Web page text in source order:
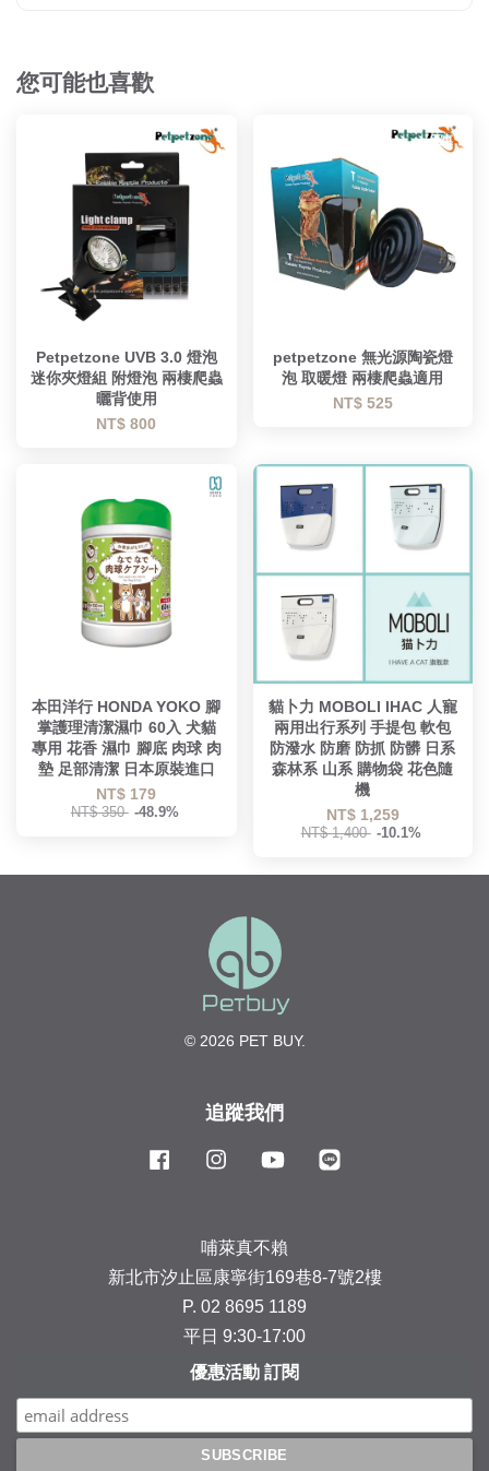
您可能也喜歡
Petpetzone UVB 3.0 燈泡
迷你夾燈組 附燈泡 兩棲爬蟲
曬背使用
NT$ 800
優惠
petpetzone 無光源陶瓷燈
泡 取暖燈 兩棲爬蟲適用
NT$ 525
本田洋行 HONDA YOKO 腳
掌護理清潔濕巾 60入 犬貓
專用 花香 濕巾 腳底 肉球 肉
墊 足部清潔 日本原裝進口
NT$ 179
NT$ 350 -48.9%
貓卜力 MOBOLI IHAC 人寵
兩用出行系列 手提包 軟包
防潑水 防磨 防抓 防髒 日系
森林系 山系 購物袋 花色隨
機
NT$ 1,259
NT$ 1,400 -10.1%
© 2026 PET BUY.
追蹤我們
Facebook Instagram YouTube
哺萊真不賴
新北市汐止區康寧街169巷8-7號2樓
P. 02 8695 1189
平日 9:30-17:00
優惠活動 訂閱